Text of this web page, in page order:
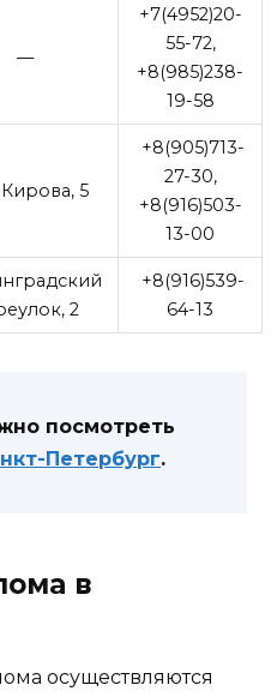
—
+7(4952)20-
55-72,
+8(985)238-
19-58
Кирова, 5
+8(905)713-
27-30,
+8(916)503-
13-00
2
+8(916)539-
64-13
посмотреть
Петербург.
в
осуществляются